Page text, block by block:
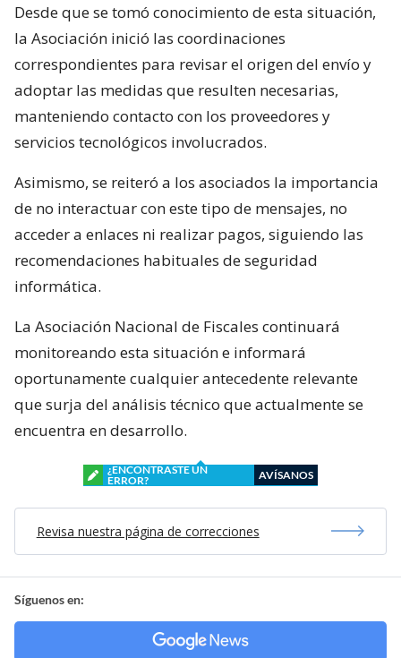
Desde que se tomó conocimiento de esta situación,
la Asociación inició las coordinaciones
correspondientes para revisar el origen del envío y
adoptar las medidas que resulten necesarias,
manteniendo contacto con los proveedores y
servicios tecnológicos involucrados.
Asimismo, se reiteró a los asociados la importancia
de no interactuar con este tipo de mensajes, no
acceder a enlaces ni realizar pagos, siguiendo las
recomendaciones habituales de seguridad
informática.
La Asociación Nacional de Fiscales continuará
monitoreando esta situación e informará
oportunamente cualquier antecedente relevante
que surja del análisis técnico que actualmente se
encuentra en desarrollo.
¿ENCONTRASTE UN
ERROR?
AVÍSANOS
Revisa nuestra página de correcciones
Síguenos en: